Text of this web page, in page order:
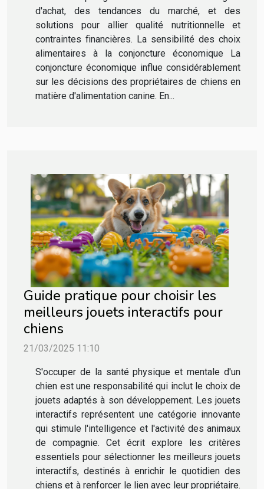
d'achat, des tendances du marché, et des
solutions pour allier qualité nutritionnelle et
contraintes financières. La sensibilité des choix
alimentaires à la conjoncture économique La
conjoncture économique influe considérablement
sur les décisions des propriétaires de chiens en
matière d'alimentation canine. En...
Guide pratique pour choisir les
meilleurs jouets interactifs pour
chiens
21/03/2025 11:10
S'occuper de la santé physique et mentale d'un
chien est une responsabilité qui inclut le choix de
jouets adaptés à son développement. Les jouets
interactifs représentent une catégorie innovante
qui stimule l'intelligence et l'activité des animaux
de compagnie. Cet écrit explore les critères
essentiels pour sélectionner les meilleurs jouets
interactifs, destinés à enrichir le quotidien des
chiens et à renforcer le lien avec leur propriétaire.